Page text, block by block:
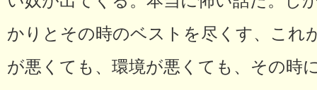
かりとその時のベストを尽くす、これ
が悪くても、環境が悪くても、その時